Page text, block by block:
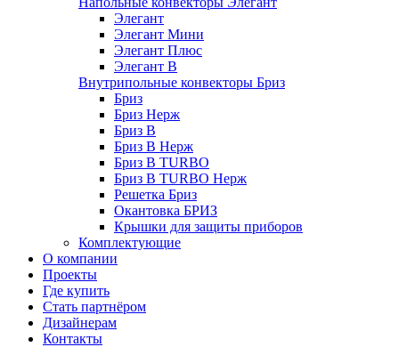
Элегант
Элегант Мини
Элегант Плюс
Элегант В
Внутрипольные конвекторы Бриз
Бриз
Бриз Нерж
Бриз В
Бриз В Нерж
Бриз В TURBO
Бриз В TURBO Нерж
Решетка Бриз
Окантовка БРИЗ
Крышки для защиты приборов
Комплектующие
О компании
Проекты
Где купить
Стать партнёром
Дизайнерам
Контакты